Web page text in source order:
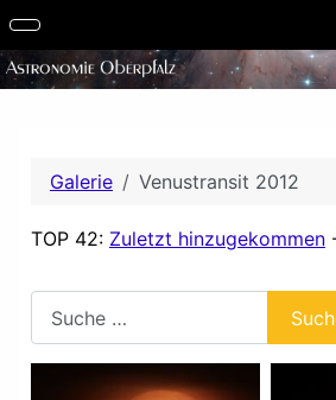
Galerie Venustransit 2012
TOP 42: Zuletzt hinzugekommen